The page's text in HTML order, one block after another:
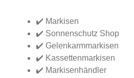
✔️ Markisen
✔️ Sonnenschutz Shop
✔️ Gelenkarmmarkisen
✔️ Kassettenmarkisen
✔️ Markisenhändler